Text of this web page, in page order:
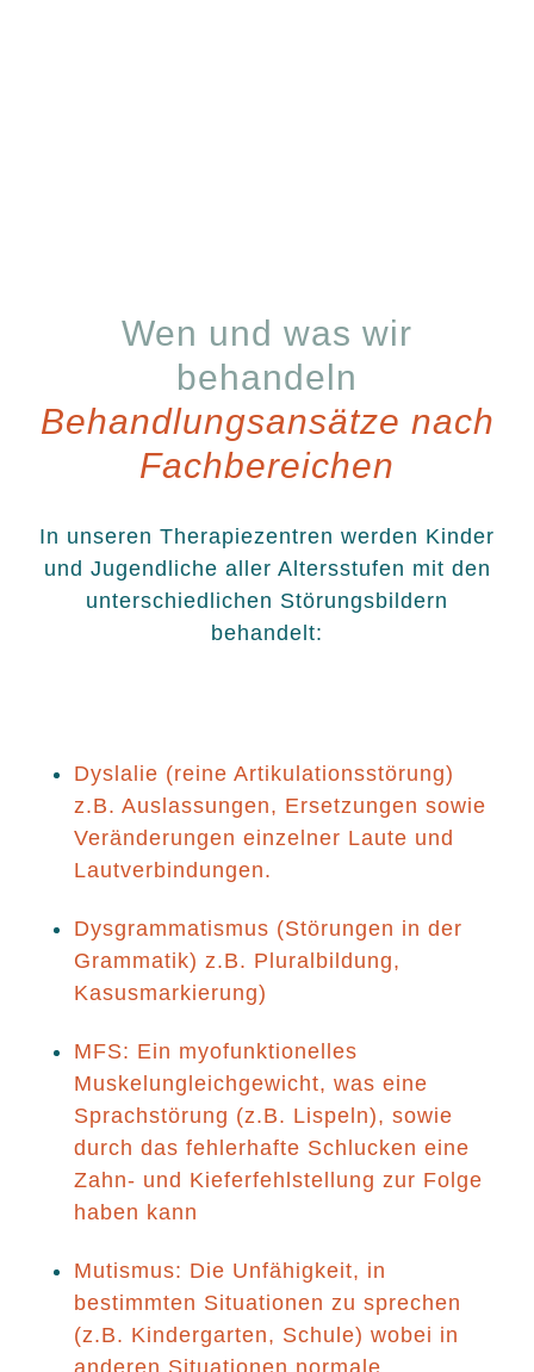
Wen und was wir
behandeln
Behandlungsansätze nach
Fachbereichen
In unseren Therapiezentren werden Kinder
und Jugendliche aller Altersstufen mit den
unterschiedlichen Störungsbildern
behandelt:
Dyslalie (reine Artikulationsstörung)
z.B. Auslassungen, Ersetzungen sowie
Veränderungen einzelner Laute und
Lautverbindungen.
Dysgrammatismus (Störungen in der
Grammatik) z.B. Pluralbildung,
Kasusmarkierung)
MFS: Ein myofunktionelles
Muskelungleichgewicht, was eine
Sprachstörung (z.B. Lispeln), sowie
durch das fehlerhafte Schlucken eine
Zahn- und Kieferfehlstellung zur Folge
haben kann
Mutismus: Die Unfähigkeit, in
bestimmten Situationen zu sprechen
(z.B. Kindergarten, Schule) wobei in
anderen Situationen normale